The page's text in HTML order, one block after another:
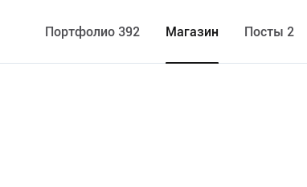
Портфолио 392 Maгазин Посты 2